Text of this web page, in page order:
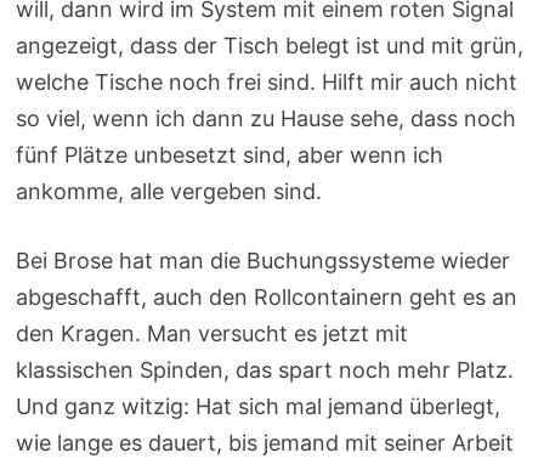
will, dann wird im System mit einem roten Signal
angezeigt, dass der Tisch belegt ist und mit grün,
welche Tische noch frei sind. Hilft mir auch nicht
so viel, wenn ich dann zu Hause sehe, dass noch
fünf Plätze unbesetzt sind, aber wenn ich
ankomme, alle vergeben sind.
Bei Brose hat man die Buchungssysteme wieder
abgeschafft, auch den Rollcontainern geht es an
den Kragen. Man versucht es jetzt mit
klassischen Spinden, das spart noch mehr Platz.
Und ganz witzig: Hat sich mal jemand überlegt,
wie lange es dauert, bis jemand mit seiner Arbeit